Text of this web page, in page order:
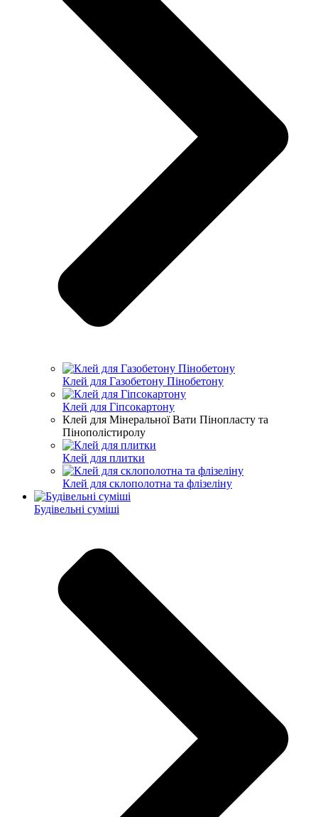
Клей для Газобетону Пінобетону
Клей для Гіпсокартону
Клей для Мінеральної Вати Пінопласту та
Пінополістиролу
Клей для плитки
Клей для склополотна та флізеліну
Будівельні суміші